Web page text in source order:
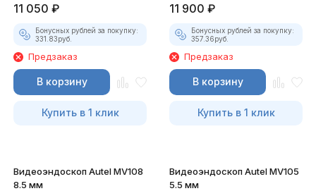
11 050 ₽
Бонусных рублей за покупку:
331.83руб.
Предзаказ
В корзину
Купить в 1 клик
11 900 ₽
Бонусных рублей за покупку:
357.36руб.
Предзаказ
В корзину
Купить в 1 клик
Видеоэндоскоп Autel MV108
8.5 мм
Видеоэндоскоп Autel MV105
5.5 мм